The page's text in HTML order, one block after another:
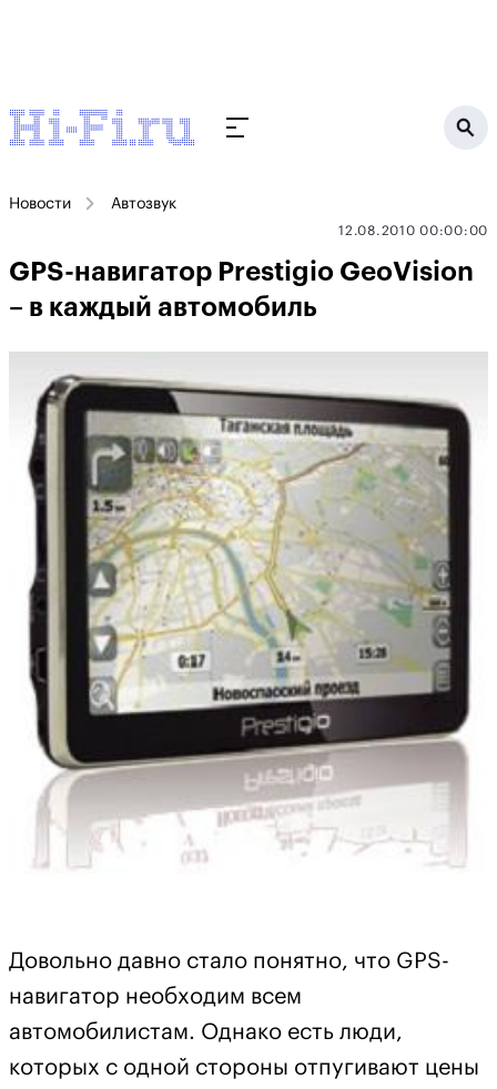
Новости Автозвук
12.08.2010 00:00:00
GPS-навигатор Prestigio GeoVision
– в каждый автомобиль
Довольно давно стало понятно, что GPS-
навигатор необходим всем
автомобилистам. Однако есть люди,
которых с одной стороны отпугивают цены